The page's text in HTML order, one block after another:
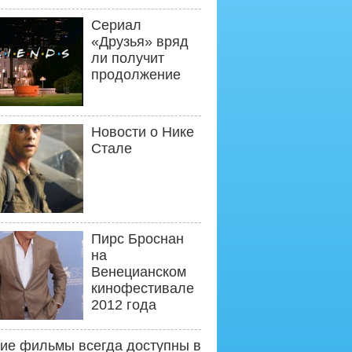
Сериал
«Друзья» вряд
ли получит
продолжение
Новости о Нике
Стале
Пирс Броснан
на
Венецианском
кинофестивале
2012 года
фильмы всегда доступны в